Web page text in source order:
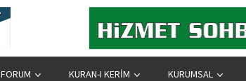
FORUM KURAN-I KERIM KURUMSAL